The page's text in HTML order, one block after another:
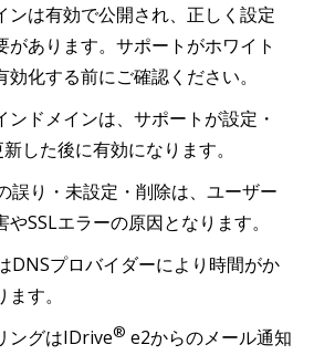
ンは有効で公開され、正しく設定
があります。サポートがホワイト
化する前にご確認ください。
ンドメインは、サポートが設定・
した後に有効になります。
誤り・未設定・削除は、ユーザー
SSLエラーの原因となります。
DNSプロバイダーにより時間がか
す。
ングはIDrive® e2からのメール通知